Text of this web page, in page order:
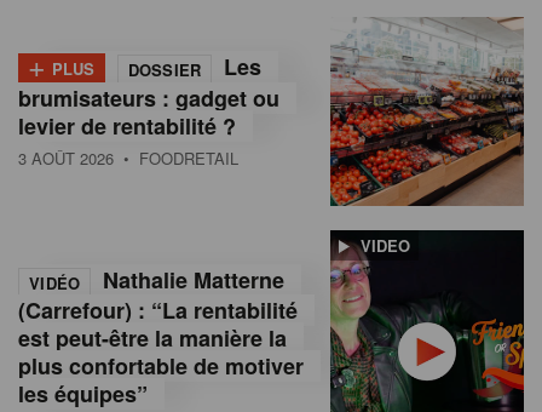
+ PLUS DOSSIER
Les
brumisateurs : gadget ou
levier de rentabilité ?
3 AOÛT 2026 • FOODRETAIL
VIDEO
VIDÉO
Nathalie Matterne
(Carrefour) : “La rentabilité
est peut-être la manière la
plus confortable de motiver
les équipes”